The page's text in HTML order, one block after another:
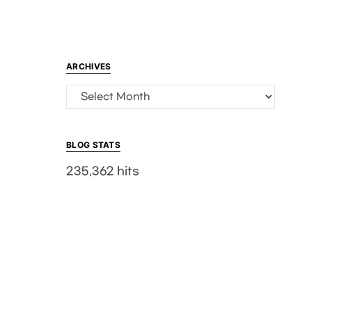
ARCHIVES
Archives
BLOG STATS
235,362 hits